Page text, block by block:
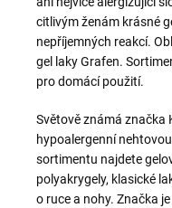
citlivým ženám krásné
nepříjemných reakcí.
gel laky Grafen.
pro domácí použití.
Světově známá značka
hypoalergenní
sortimentu najdete
polyakrygely, klasické
o ruce a nohy. Značka